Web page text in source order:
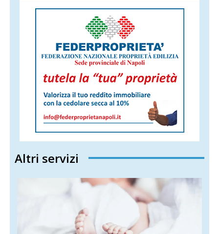
Altri servizi